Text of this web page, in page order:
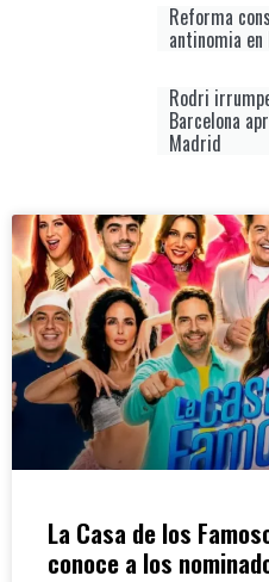
Reforma
antinomia en
Rodri
Barcelona
Madrid
La Casa de los
conoce a los